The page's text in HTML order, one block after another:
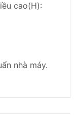
cao(H):
nhà máy.